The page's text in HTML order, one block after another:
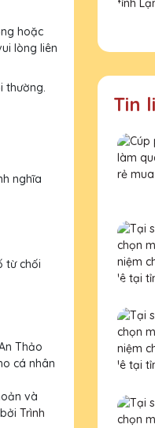
hoặc
lòng liên
thường.
nghĩa
từ chối
Thảo
cá nhân
và
Trình
Tin